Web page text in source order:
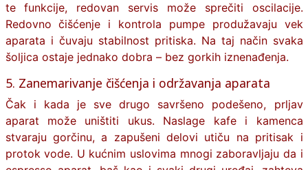
te funkcije, redovan servis može sprečiti oscilacije.
Redovno čišćenje i kontrola pumpe produžavaju vek
aparata i čuvaju stabilnost pritiska. Na taj način svaka
šoljica ostaje jednako dobra – bez gorkih iznenađenja.
5. Zanemarivanje čišćenja i održavanja aparata
Čak i kada je sve drugo savršeno podešeno, prljav
aparat može uništiti ukus. Naslage kafe i kamenca
stvaraju gorčinu, a zapušeni delovi utiču na pritisak i
protok vode. U kućnim uslovima mnogi zaboravljaju da i